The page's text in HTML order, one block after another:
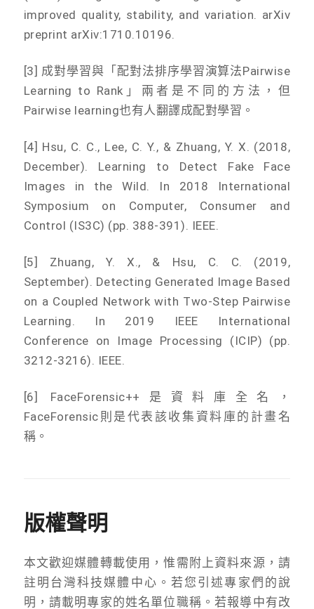
improved quality, stability, and variation. arXiv
preprint arXiv:1710.10196.
[3] 成對學習與「配對法排序學習演算法Pairwise
Learning to Rank」兩者是不同的方法，但
Pairwise learning也有人翻譯成配對學習。
[4] Hsu, C. C., Lee, C. Y., & Zhuang, Y. X. (2018,
December). Learning to Detect Fake Face
Images in the Wild. In 2018 International
Symposium on Computer, Consumer and
Control (IS3C) (pp. 388-391). IEEE.
[5] Zhuang, Y. X., & Hsu, C. C. (2019,
September). Detecting Generated Image Based
on a Coupled Network with Two-Step Pairwise
Learning. In 2019 IEEE International
Conference on Image Processing (ICIP) (pp.
3212-3216). IEEE.
[6] FaceForensic++是資料庫全名，
FaceForensic則是代表該收集資料庫的計畫名
稱。
版權聲明
本文歡迎媒體轉載使用，惟需附上資料來源，請
註明台灣科技媒體中心。若您引述專家們的說
明，請載明專家的姓名單位職稱。若報導中有改